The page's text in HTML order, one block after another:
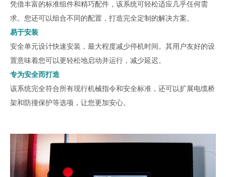
凭借丰富的标准组件和精巧配件，该系统可轻松适应几乎任何需
求。您还可以组合不同的配置，打造完全定制的解决方案。
易于安装
安全单元设计快速安装，最大程度减少停机时间。其用户友好的设
置意味着您可以更轻松地启动并运行，减少延迟。
专为安全而打造
该系统完全符合所有现行机械指令和安全标准，还可以扩展电缆桥
架和防撞保护等选项，让您更加安心。